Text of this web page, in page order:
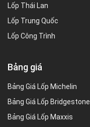
Lốp Thái Lan
Lốp Trung Quốc
Lốp Công Trình
Bảng giá
Bảng Giá Lốp Michelin
Bảng Giá Lốp Bridgestone
Bảng Giá Lốp Maxxis